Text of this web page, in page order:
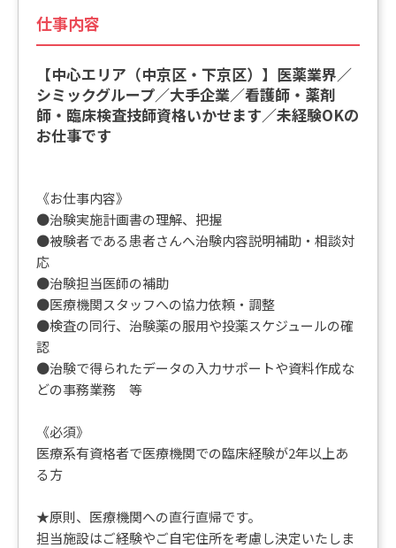
仕事内容
【中心エリア（中京区・下京区）】医薬業界／
シミックグループ／大手企業／看護師・薬剤
師・臨床検査技師資格いかせます／未経験OKの
お仕事です
《お仕事内容》
●治験実施計画書の理解、把握
●被験者である患者さんへ治験内容説明補助・相談対
応
●治験担当医師の補助
●医療機関スタッフへの協力依頼・調整
●検査の同行、治験薬の服用や投薬スケジュールの確
認
●治験で得られたデータの入力サポートや資料作成な
どの事務業務 等
《必須》
医療系有資格者で医療機関での臨床経験が2年以上あ
る方
★原則、医療機関への直行直帰です。
担当施設はご経験やご自宅住所を考慮し決定いたしま